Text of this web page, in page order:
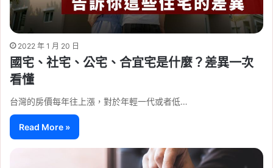
2022 年 1 月 20 日
國宅、社宅、公宅、合宜宅是什麼？差異一次
看懂
台灣的房價每年往上漲，對於年輕一代或者低…
Read More »